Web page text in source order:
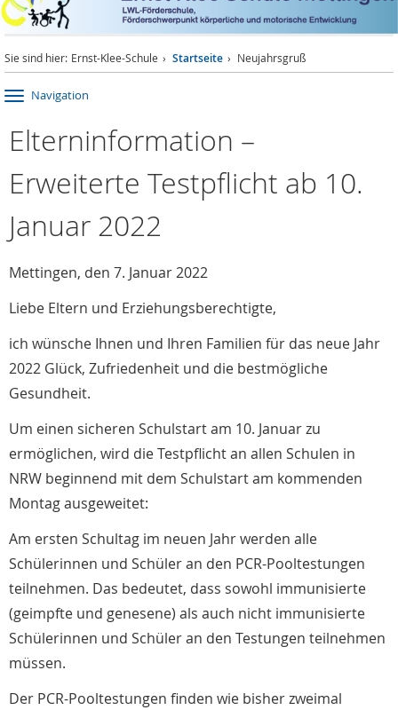
Sie sind hier: Ernst-Klee-Schule Startseite Neujahrsgruß
Navigation
Elterninformation –
Erweiterte Testpflicht ab 10.
Januar 2022
Mettingen, den 7. Januar 2022
Liebe Eltern und Erziehungsberechtigte,
ich wünsche Ihnen und Ihren Familien für das neue Jahr
2022 Glück, Zufriedenheit und die bestmögliche
Gesundheit.
Um einen sicheren Schulstart am 10. Januar zu
ermöglichen, wird die Testpflicht an allen Schulen in
NRW beginnend mit dem Schulstart am kommenden
Montag ausgeweitet:
Am ersten Schultag im neuen Jahr werden alle
Schülerinnen und Schüler an den PCR-Pooltestungen
teilnehmen. Das bedeutet, dass sowohl immunisierte
(geimpfte und genesene) als auch nicht immunisierte
Schülerinnen und Schüler an den Testungen teilnehmen
müssen.
Der PCR-Pooltestungen finden wie bisher zweimal